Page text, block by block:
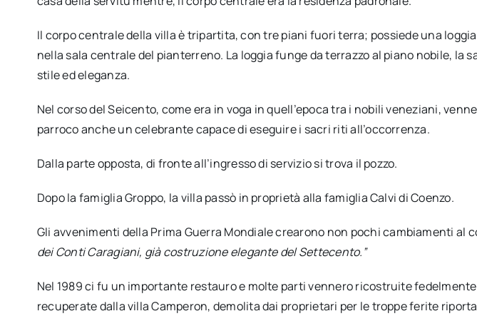
Il corpo centrale della villa è tripartita, con tre piani fuori terra; possiede una
nella sala centrale del pianterreno. La loggia funge da terrazzo al piano nobile,
stile ed eleganza.
Nel corso del Seicento, come era in voga in quell’epoca tra i nobili veneziani,
parroco anche un celebrante capace di eseguire i sacri riti all’occorrenza.
Dalla parte opposta, di fronte all’ingresso di servizio si trova il pozzo.
Dopo la famiglia Groppo, la villa passò in proprietà alla famiglia Calvi di Coenzo.
Gli avvenimenti della Prima Guerra Mondiale crearono non pochi cambiamenti al
dei Conti Caragiani, già costruzione elegante del Settecento.”
Nel 1989 ci fu un importante restauro e molte parti vennero ricostruite
recuperate dalla villa Camperon, demolita dai proprietari per le troppe ferite